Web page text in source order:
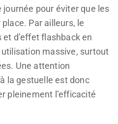
journée pour éviter que les
Par ailleurs, le
d’effet flashback en
massive, surtout
Une attention
la gestuelle est donc
pleinement l’efficacité